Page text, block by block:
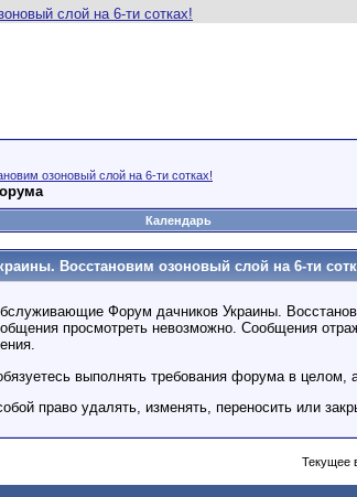
озоновый слой на 6-ти сотках!
Календарь
Восстановим озоновый слой на 6-ти
Форум дачников Украины.
просмотреть невозможно. Сообщения
выполнять требования форума в целом,
право удалять, изменять, переносить или
Текущее